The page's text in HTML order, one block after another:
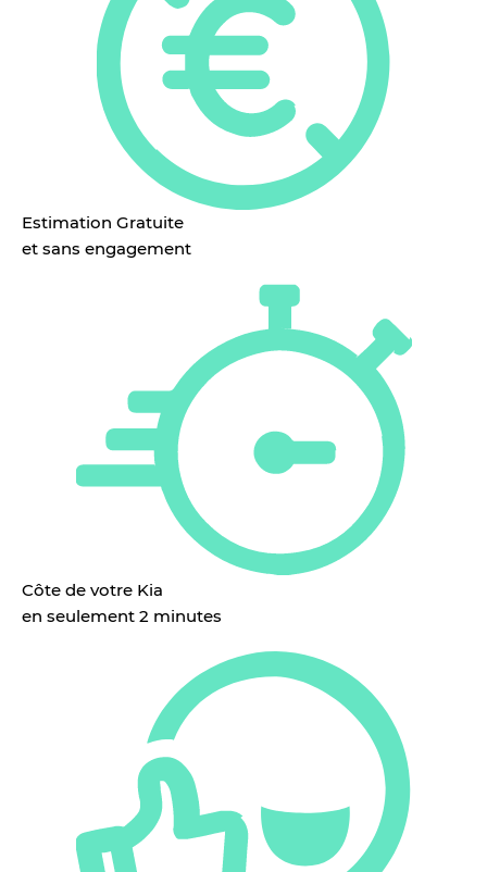
Estimation Gratuite
et sans engagement
Côte de votre Kia
en seulement 2 minutes